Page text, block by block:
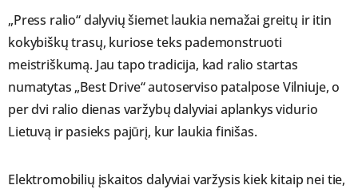
„Press ralio“ dalyvių šiemet laukia nemažai greitų ir itin
kokybiškų trasų, kuriose teks pademonstruoti
meistriškumą. Jau tapo tradicija, kad ralio startas
numatytas „Best Drive“ autoserviso patalpose Vilniuje, o
per dvi ralio dienas varžybų dalyviai aplankys vidurio
Lietuvą ir pasieks pajūrį, kur laukia finišas.
Elektromobilių įskaitos dalyviai varžysis kiek kitaip nei tie,